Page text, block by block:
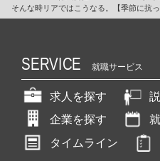
そんな時リアではこうなる。【季節に抗っ
SERVICE 就職サービス
求人を探す
企業を探す
タイムライン